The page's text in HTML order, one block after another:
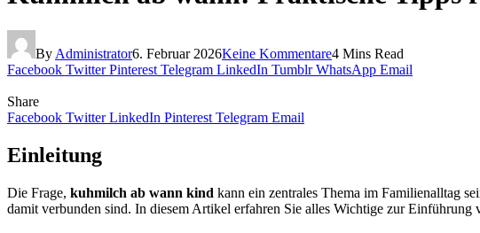
By Administrator6. Februar 2026Keine Kommentare4 Mins Read
Facebook Twitter Pinterest Telegram LinkedIn Tumblr WhatsApp Email
Share
Facebook Twitter LinkedIn Pinterest Telegram Email
Einleitung
Die Frage, kuhmilch ab wann kind kann ein zentrales Thema im Familienalltag
damit verbunden sind. In diesem Artikel erfahren Sie alles Wichtige zur